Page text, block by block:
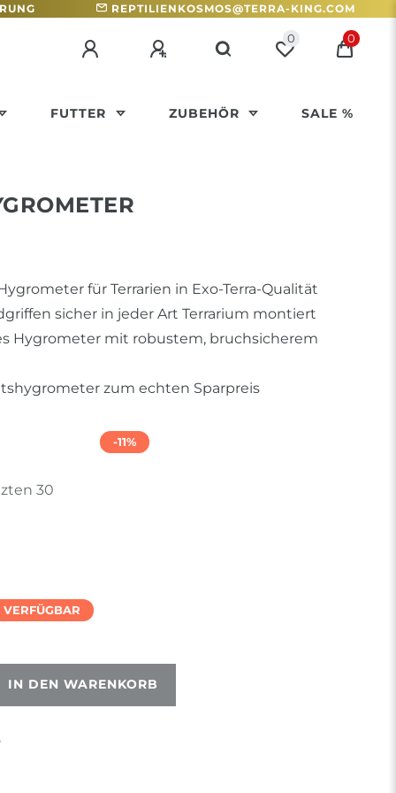
REPTILIENKOSMOS@TERRA-KING.COM
0 0
FUTTER ZUBEHÖR SALE %
für Terrarien in Exo-Terra-Qualität
sicher in jeder Art Terrarium montiert
Hygrometer mit robustem, bruchsicherem
zum echten Sparpreis
30
-11%
IN DEN WARENKORB